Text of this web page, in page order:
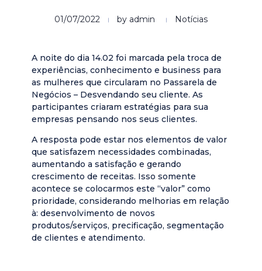
01/07/2022 by admin Notícias
A noite do dia 14.02 foi marcada pela troca de
experiências, conhecimento e business para
as mulheres que circularam no Passarela de
Negócios – Desvendando seu cliente. As
participantes criaram estratégias para sua
empresas pensando nos seus clientes.
A resposta pode estar nos elementos de valor
que satisfazem necessidades combinadas,
aumentando a satisfação e gerando
crescimento de receitas. Isso somente
acontece se colocarmos este “valor” como
prioridade, considerando melhorias em relação
à: desenvolvimento de novos
produtos/serviços, precificação, segmentação
de clientes e atendimento.